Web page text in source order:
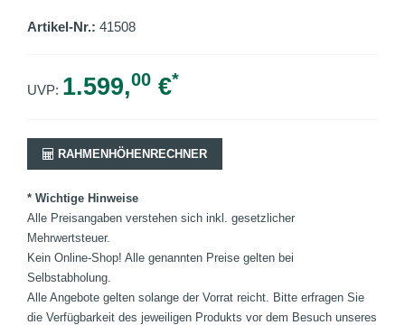
Artikel-Nr.: 41508
UVP: 1.599,00 €*
RAHMENHÖHENRECHNER
* Wichtige Hinweise
Alle Preisangaben verstehen sich inkl. gesetzlicher
Mehrwertsteuer.
Kein Online-Shop! Alle genannten Preise gelten bei
Selbstabholung.
Alle Angebote gelten solange der Vorrat reicht. Bitte erfragen Sie
die Verfügbarkeit des jeweiligen Produkts vor dem Besuch unseres